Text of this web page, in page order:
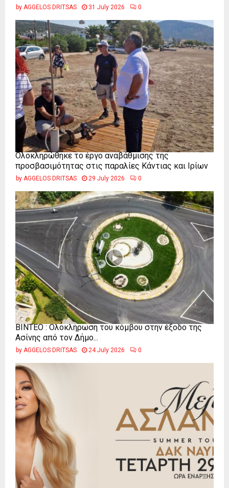
by AGGELOS DRITSAS 31 July 2026 0
Ολοκληρώθηκε το έργο αναβάθμισης της
προσβασιμότητας στις παραλίες Κάντιας και Ιρίων
by AGGELOS DRITSAS 29 July 2026 0
ΒΙΝΤΕΟ : Ολοκλήρωση του κόμβου στην έξοδο της
Ασίνης από τον Δήμο...
by AGGELOS DRITSAS 24 July 2026 0